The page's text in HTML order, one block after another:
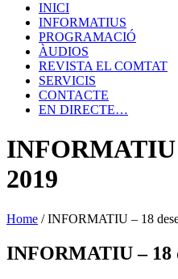
INICI
INFORMATIUS
PROGRAMACIÓ
ÀUDIOS
REVISTA EL COMTAT
SERVICIS
CONTACTE
EN DIRECTE…
INFORMATIU
2019
Home /INFORMATIU – 18
INFORMATIU – 18